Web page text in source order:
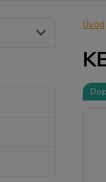
Úvod